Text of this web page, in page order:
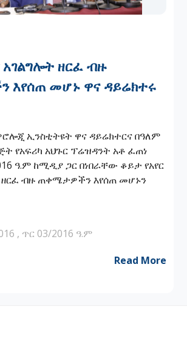
አገልግሎት ዘርፈ ብዙ
እየሰጠ መሆኑ ዋና ዳይሬክተሩ
ኢንስቲትዩት ዋና ዳይሬክተርና በዓለም
የአፍሪካ አህጉር ፕሬዝዳንት አቶ ፈጠነ
ዓ.ም ከሚዲያ ጋር በነበራቸው ቆይታ የአየር
ዘርፈ ብዙ ጠቀሜታዎችን እየሰጠ መሆኑን
, ጥር 03/2016 ዓ.ም
Read More